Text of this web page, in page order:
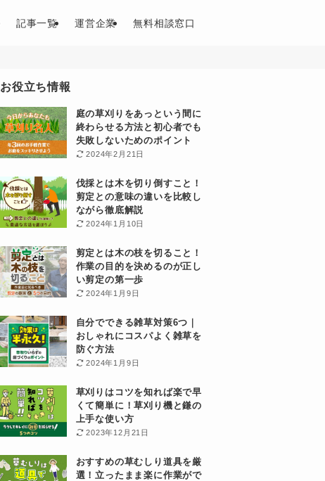
記事一覧 運営企業 無料相談窓口
お役立ち情報
庭の草刈りをあっという間に
終わらせる方法と初心者でも
失敗しないためのポイント
2024年2月21日
伐採とは木を切り倒すこと！
剪定との意味の違いを比較し
ながら徹底解説
2024年1月10日
剪定とは木の枝を切ること！
作業の目的を決めるのが正し
い剪定の第一歩
2024年1月9日
自分でできる雑草対策6つ｜
おしゃれにコスパよく雑草を
防ぐ方法
2024年1月9日
草刈りはコツを知れば楽で早
くて簡単に！草刈り機と鎌の
上手な使い方
2023年12月21日
おすすめの草むしり道具を厳
選！立ったまま楽に作業がで